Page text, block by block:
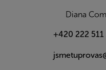
Diana
+420 222 511